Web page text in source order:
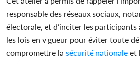
responsable des réseaux sociaux,
électorale, et d’inciter les participants
les lois en vigueur pour éviter toute
compromettre la sécurité nationale et